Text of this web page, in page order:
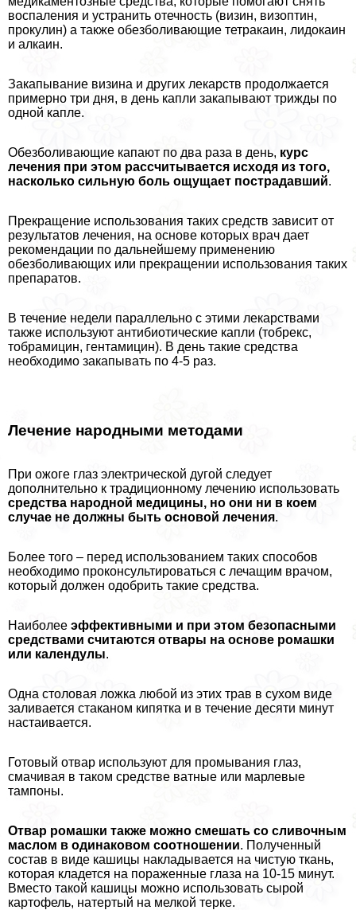
воспаления и устранить отечность (визин, визоптин,
прокулин) а также обезболивающие тетpaкаин, лидокаин
и алкаин.
Закапывание визина и других лекарств продолжается
примерно три дня, в день капли закапывают трижды по
одной капле.
Обезболивающие капают по два раза в день, курс
лечения при этом рассчитывается исходя из того,
насколько сильную боль ощущает пострадавший.
Прекращение использования таких средств зависит от
результатов лечения, на основе которых врач дает
рекомендации по дальнейшему применению
обезболивающих или прекращении использования таких
препаратов.
В течение недели параллельно с этими лекарствами
также используют антибиотические капли (тобрекс,
тобрамицин, гентамицин). В день такие средства
необходимо закапывать по 4-5 раз.
Лечение народными методами
При ожоге глаз электрической дугой следует
дополнительно к традиционному лечению использовать
средства народной медицины, но они ни в коем
случае не должны быть основой лечения.
Более того – перед использованием таких способов
необходимо проконсультироваться с лечащим врачом,
который должен одобрить такие средства.
Наиболее эффективными и при этом безопасными
средствами считаются отвары на основе ромашки
или календулы.
Одна столовая ложка любой из этих трав в сухом виде
заливается стаканом кипятка и в течение десяти минут
настаивается.
Готовый отвар используют для промывания глаз,
смачивая в таком средстве ватные или марлевые
тампоны.
Отвар ромашки также можно смешать со сливочным
маслом в одинаковом соотношении. Полученный
состав в виде кашицы накладывается на чистую ткань,
которая кладется на пораженные глаза на 10-15 минут.
Вместо такой кашицы можно использовать сырой
картофель, натертый на мелкой терке.